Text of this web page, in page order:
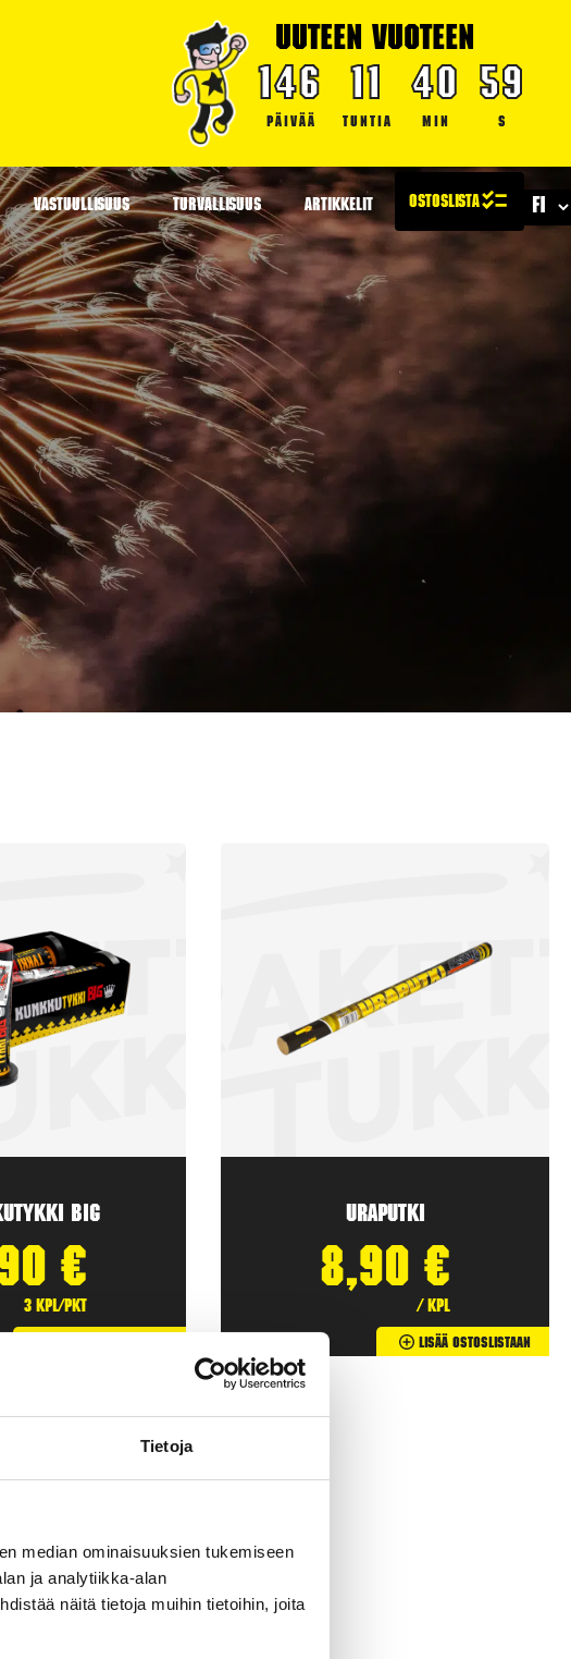
Tietoja
median ominaisuuksien tukemiseen
ja analytiikka-alan
näitä tietoja muihin tietoihin, joita
UUTEEN VUOTEEN
146
PÄIVÄÄ
11
TUNTIA
40
MIN
58
S
VASTUULLISUUS TURVALLISUUS ARTIKKELIT
Big
€
3 kpl/pkt
Uraputki
8,90 €
/ kpl
Lisää Ostoslistaan